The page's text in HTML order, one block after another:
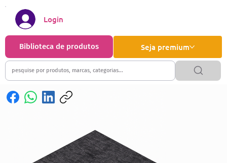
Seja premium
Biblioteca de produtos
Login